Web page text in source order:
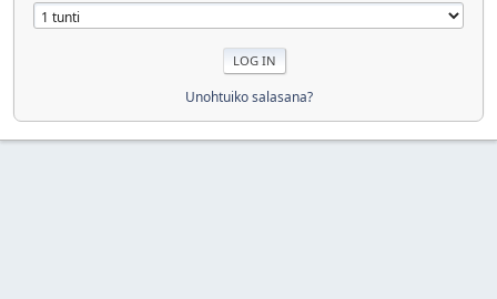
Unohtuiko salasana?